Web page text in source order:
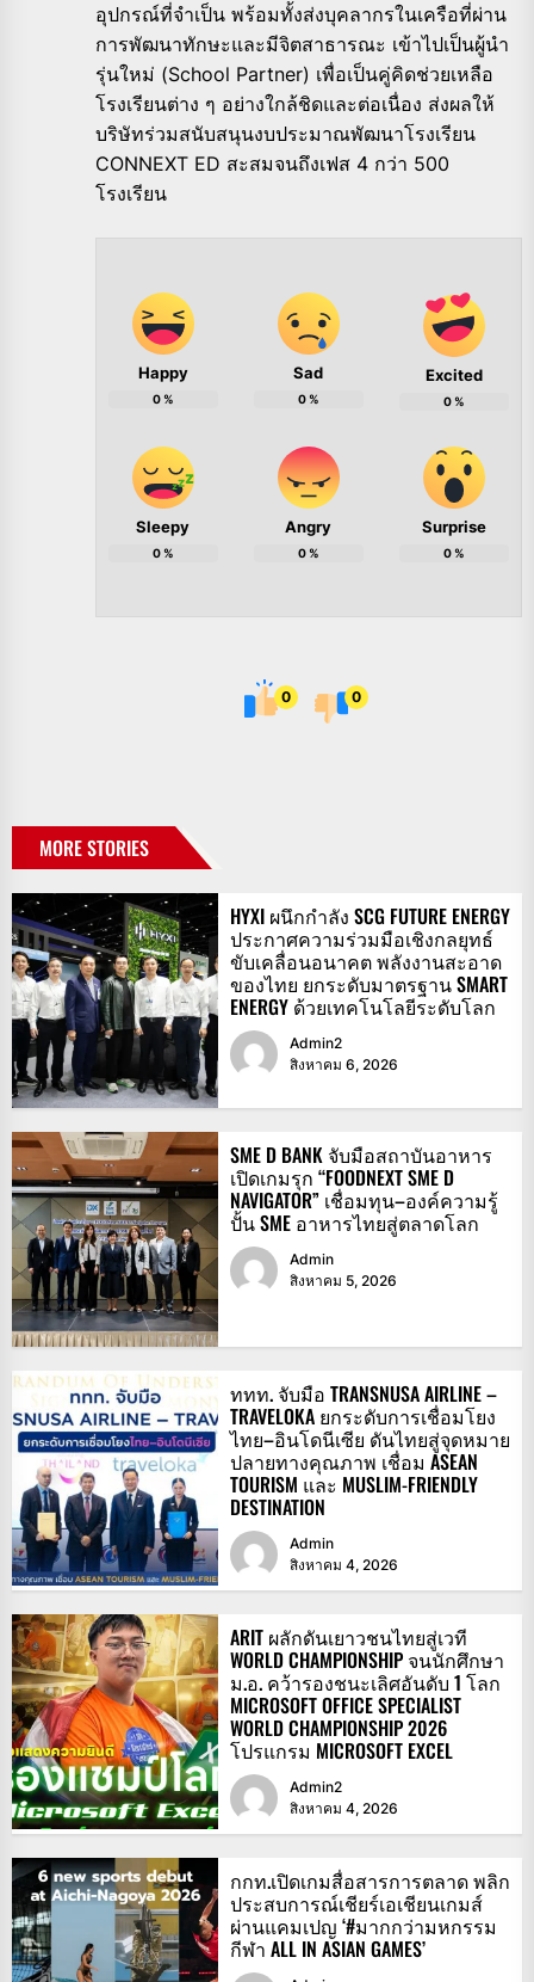
อุปกรณ์ที่จำเป็น พร้อมทั้งส่งบุคลากรในเครือที่ผ่าน
การพัฒนาทักษะและมีจิตสาธารณะ เข้าไปเป็นผู้นำ
รุ่นใหม่ (School Partner) เพื่อเป็นคู่คิดช่วยเหลือ
โรงเรียนต่าง ๆ อย่างใกล้ชิดและต่อเนื่อง ส่งผลให้
บริษัทร่วมสนับสนุนงบประมาณพัฒนาโรงเรียน
CONNEXT ED สะสมจนถึงเฟส 4 กว่า 500
โรงเรียน
Happy
0%
Sad
0%
Excited
0%
Sleepy
0%
Angry
0%
Surprise
0%
0 0
MORE STORIES
HYXI ผนึกกำลัง SCG FUTURE ENERGY
ประกาศความร่วมมือเชิงกลยุทธ์
ขับเคลื่อนอนาคต พลังงานสะอาด
ของไทย ยกระดับมาตรฐาน SMART
ENERGY ด้วยเทคโนโลยีระดับโลก
Admin2
สิงหาคม 6, 2026
SME D BANK จับมือสถาบันอาหาร
เปิดเกมรุก “FOODNEXT SME D
NAVIGATOR” เชื่อมทุน–องค์ความรู้
ปั้น SME อาหารไทยสู่ตลาดโลก
Admin
สิงหาคม 5, 2026
ททท. จับมือ TRANSNUSA AIRLINE –
TRAVELOKA ยกระดับการเชื่อมโยง
ไทย–อินโดนีเซีย ดันไทยสู่จุดหมาย
ปลายทางคุณภาพ เชื่อม ASEAN
TOURISM และ MUSLIM-FRIENDLY
DESTINATION
Admin
สิงหาคม 4, 2026
ARIT ผลักดันเยาวชนไทยสู่เวที
WORLD CHAMPIONSHIP จนนักศึกษา
ม.อ. คว้ารองชนะเลิศอันดับ 1 โลก
MICROSOFT OFFICE SPECIALIST
WORLD CHAMPIONSHIP 2026
โปรแกรม MICROSOFT EXCEL
Admin2
สิงหาคม 4, 2026
กกท.เปิดเกมสื่อสารการตลาด พลิก
ประสบการณ์เชียร์เอเชียนเกมส์
ผ่านแคมเปญ ‘#มากกว่ามหกรรม
กีฬา ALL IN ASIAN GAMES’